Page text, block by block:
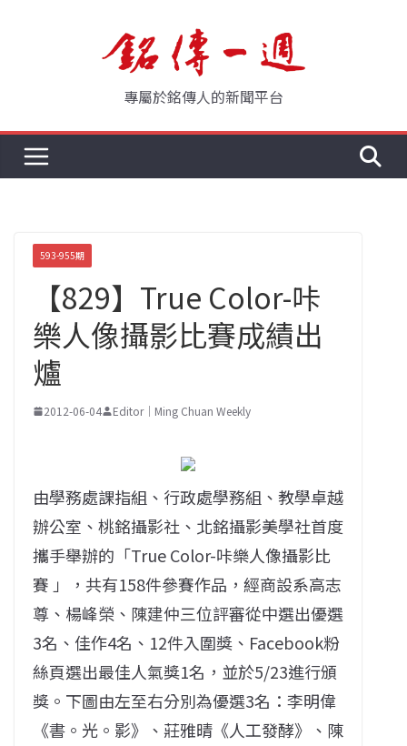
專屬於銘傳人的新聞平台
593-955期
【829】True Color-咔
樂人像攝影比賽成績出
爐
2012-06-04 Editor｜Ming Chuan Weekly
由學務處課指組、行政處學務組、教學卓越
辦公室、桃銘攝影社、北銘攝影美學社首度
攜手舉辦的「True Color-咔樂人像攝影比
賽 」，共有158件參賽作品，經商設系高志
尊、楊峰榮、陳建仲三位評審從中選出優選
3名、佳作4名、12件入圍獎、Facebook粉
絲頁選出最佳人氣獎1名，並於5/23進行頒
獎。下圖由左至右分別為優選3名：李明偉
《書。光。影》、莊雅晴《人工發酵》、陳